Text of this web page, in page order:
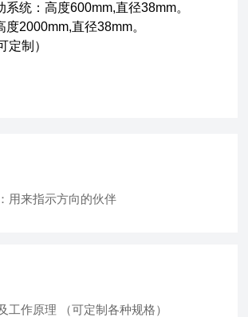
系统：高度600mm,直径38mm。
2000mm,直径38mm。
定制）
用来指示方向的伙伴
工作原理 （可定制各种规格）